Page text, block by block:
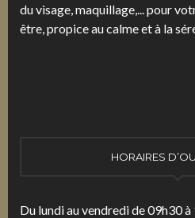
du visage, maquillage,... pour
être, propice au calme et à la
HORAIRES
Du lundi au vendredi de 09h30